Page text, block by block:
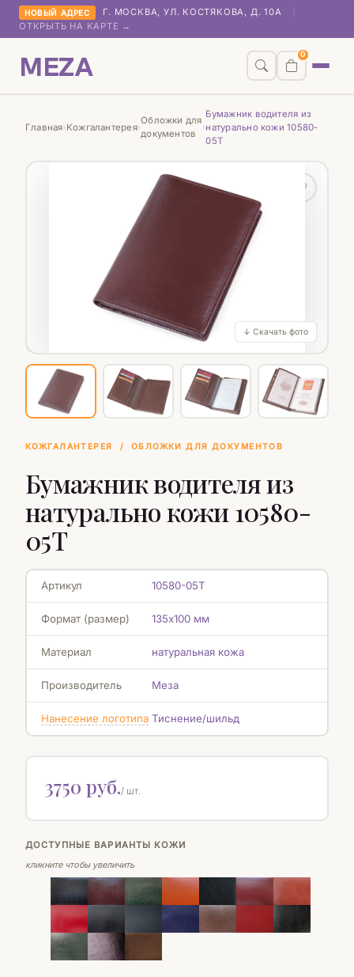
НОВЫЙ АДРЕС Г. МОСКВА, УЛ. КОСТЯКОВА, Д. 10А
ОТКРЫТЬ НА КАРТЕ →
MEZA 0
Главная›Кожгалантерея›
Обложки для
документов
›
Бумажник водителя из
натурально кожи 10580-
05T
♡
↓ Скачать фото
КОЖГАЛАНТЕРЕЯ / ОБЛОЖКИ ДЛЯ ДОКУМЕНТОВ
Бумажник водителя из
натурально кожи 10580-
05T
Артикул 10580-05T
Формат (размер) 135х100 мм
Материал натуральная кожа
Производитель Меза
Нанесение логотипа Тиснение/шильд
3750 руб./ шт.
ДОСТУПНЫЕ ВАРИАНТЫ КОЖИ
кликните чтобы увеличить